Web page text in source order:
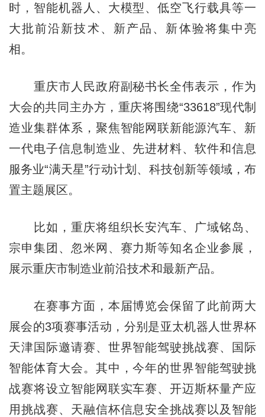
时，智能机器人、大模型、低空飞行载具等一
大批前沿新技术、新产品、新体验将集中亮
相。
重庆市人民政府副秘书长全伟表示，作为
大会的共同主办方，重庆将围绕“33618”现代制
造业集群体系，聚焦智能网联新能源汽车、新
一代电子信息制造业、先进材料、软件和信息
服务业“满天星”行动计划、科技创新等领域，布
置主题展区。
比如，重庆将组织长安汽车、广域铭岛、
宗申集团、忽米网、赛力斯等知名企业参展，
展示重庆市制造业前沿技术和最新产品。
在赛事方面，本届博览会保留了此前两大
展会的3项赛事活动，分别是亚太机器人世界杯
天津国际邀请赛、世界智能驾驶挑战赛、国际
智能体育大会。其中，今年的世界智能驾驶挑
战赛将设立智能网联实车赛、开迈斯杯量产应
用挑战赛、天融信杯信息安全挑战赛以及智能